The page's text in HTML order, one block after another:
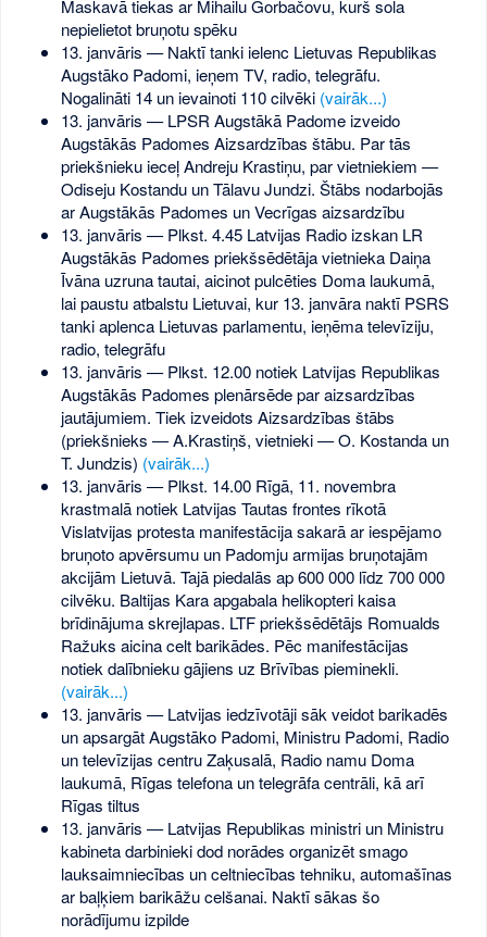
Maskavā tiekas ar Mihailu Gorbačovu, kurš sola
nepielietot bruņotu spēku
13. janvāris — Naktī tanki ielenc Lietuvas Republikas
Augstāko Padomi, ieņem TV, radio, telegrāfu.
Nogalināti 14 un ievainoti 110 cilvēki (vairāk...)
13. janvāris — LPSR Augstākā Padome izveido
Augstākās Padomes Aizsardzības štābu. Par tās
priekšnieku ieceļ Andreju Krastiņu, par vietniekiem —
Odiseju Kostandu un Tālavu Jundzi. Štābs nodarbojās
ar Augstākās Padomes un Vecrīgas aizsardzību
13. janvāris — Plkst. 4.45 Latvijas Radio izskan LR
Augstākās Padomes priekšsēdētāja vietnieka Daiņa
Īvāna uzruna tautai, aicinot pulcēties Doma laukumā,
lai paustu atbalstu Lietuvai, kur 13. janvāra naktī PSRS
tanki aplenca Lietuvas parlamentu, ieņēma televīziju,
radio, telegrāfu
13. janvāris — Plkst. 12.00 notiek Latvijas Republikas
Augstākās Padomes plenārsēde par aizsardzības
jautājumiem. Tiek izveidots Aizsardzības štābs
(priekšnieks — A.Krastiņš, vietnieki — O. Kostanda un
T. Jundzis) (vairāk...)
13. janvāris — Plkst. 14.00 Rīgā, 11. novembra
krastmalā notiek Latvijas Tautas frontes rīkotā
Vislatvijas protesta manifestācija sakarā ar iespējamo
bruņoto apvērsumu un Padomju armijas bruņotajām
akcijām Lietuvā. Tajā piedalās ap 600 000 līdz 700 000
cilvēku. Baltijas Kara apgabala helikopteri kaisa
brīdinājuma skrejlapas. LTF priekšsēdētājs Romualds
Ražuks aicina celt barikādes. Pēc manifestācijas
notiek dalībnieku gājiens uz Brīvības pieminekli.
(vairāk...)
13. janvāris — Latvijas iedzīvotāji sāk veidot barikadēs
un apsargāt Augstāko Padomi, Ministru Padomi, Radio
un televīzijas centru Zaķusalā, Radio namu Doma
laukumā, Rīgas telefona un telegrāfa centrāli, kā arī
Rīgas tiltus
13. janvāris — Latvijas Republikas ministri un Ministru
kabineta darbinieki dod norādes organizēt smago
lauksaimniecības un celtniecības tehniku, automašīnas
ar baļķiem barikāžu celšanai. Naktī sākas šo
norādījumu izpilde